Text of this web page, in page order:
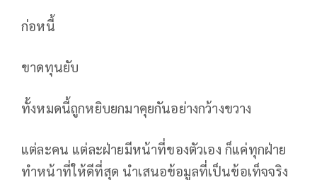
ก่อหนี้
ขาดทุนยับ
ทั้งหมดนี้ถูกหยิบยกมาคุยกันอย่างกว้างขวาง
แต่ละคน แต่ละฝ่ายมีหน้าที่ของตัวเอง ก็แค่ทุกฝ่าย
ทำหน้าที่ให้ดีที่สุด นำเสนอข้อมูลที่เป็นข้อเท็จจริง